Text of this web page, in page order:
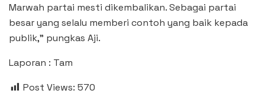
Marwah partai mesti dikembalikan. Sebagai partai
besar yang selalu memberi contoh yang baik kepada
publik,” pungkas Aji.
Laporan : Tam
Post Views: 570